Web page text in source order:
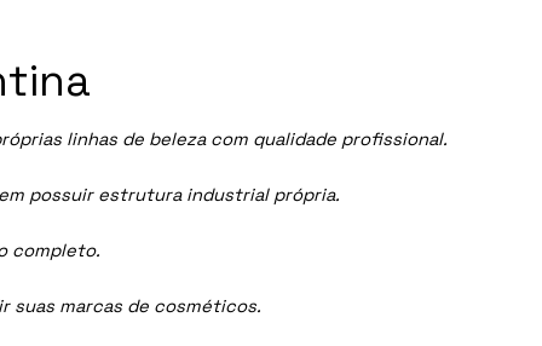
linhas de beleza com qualidade profissional.
possuir estrutura industrial própria.
completo.
suas marcas de cosméticos.